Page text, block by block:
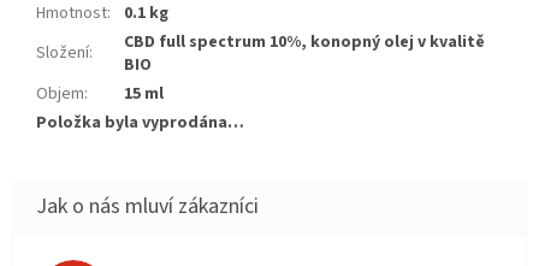
Hmotnost:
0.1 kg
Složení:
CBD full spectrum 10%, konopný olej v kvalitě
BIO
Objem:
15 ml
Položka byla vyprodána…